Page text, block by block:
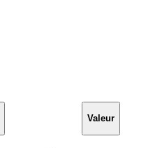
Valeur